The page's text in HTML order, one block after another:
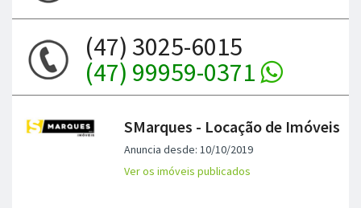
(47) 3025-6015
(47) 99959-0371
SMarques - Locação de Imóveis
Anuncia desde: 10/10/2019
Ver os imóveis publicados